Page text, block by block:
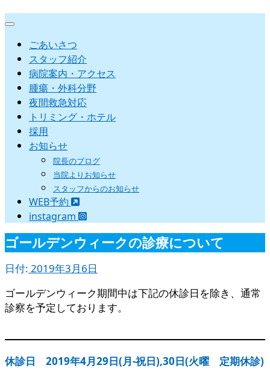
ごあいさつ
スタッフ紹介
病院案内・アクセス
腫瘍・外科分野
夜間救急対応
トリミング・ホテル
採用
お知らせ
院長のブログ
当院よりお知らせ
スタッフからのお知らせ
WEB予約
instagram
ゴールデンウィークの診療について
日付: 2019年3月6日
ゴールデンウィーク期間中は下記の休診日を除き、通常
診察を予定しております。
休診日 2019年4月29日(月-祝日),30日(火曜 定期休診)